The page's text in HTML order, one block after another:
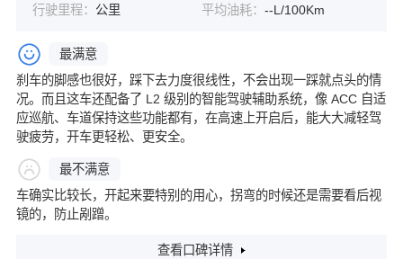
行驶里程： 公里 平均油耗： --L/100Km
最满意
刹车的脚感也很好，踩下去力度很线性，不会出现一踩就点头的情
况。而且这车还配备了 L2 级别的智能驾驶辅助系统，像 ACC 自适
应巡航、车道保持这些功能都有，在高速上开启后，能大大减轻驾
驶疲劳，开车更轻松、更安全。
最不满意
车确实比较长，开起来要特别的用心，拐弯的时候还是需要看后视
镜的，防止剐蹭。
查看口碑详情